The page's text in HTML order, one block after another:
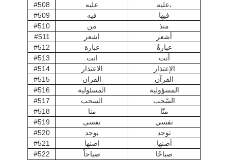
#508
عليه
عليه،
#509
فيه
فيها
#510
من
منذ
#511
اشعر
أشعر
#512
عبارة
عبارةٌ
#513
اتت
أتت
#514
الاعتذار
الإعتذار
#515
القران
القرآن
#516
المسئولية
المسؤولية
#517
السحب
السّحب
#518
منا
منّا
#519
نفسى
نفسي
#520
يوجد
توجد
#521
اضنها
أضنها
#522
صباحاً
صباحًا